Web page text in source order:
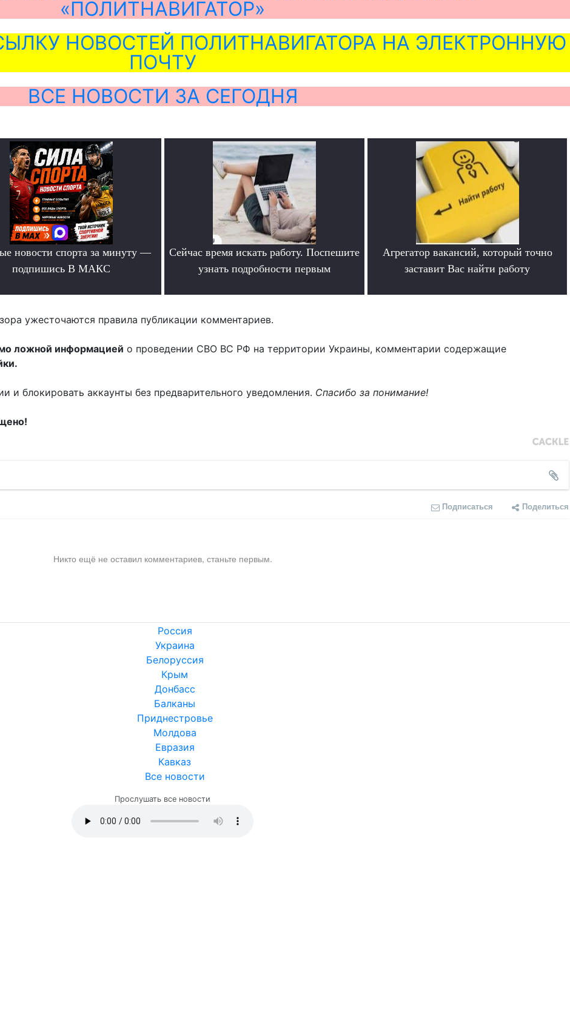
«ПОЛИТНАВИГАТОР»
НОВОСТЕЙ ПОЛИТНАВИГАТОРА НА ЭЛЕКТРОННУЮ
ПОЧТУ
ВСЕ НОВОСТИ ЗА СЕГОДНЯ
новости спорта за минуту —
подпишись В МАКС
Сейчас время искать работу. Поспешите
узнать подробности первым
Агрегатор вакансий, который точно
заставит Вас найти работу
ужесточаются правила публикации комментариев.
ложной информацией о проведении СВО ВС РФ на территории Украины, комментарии содержащие
и блокировать аккаунты без предварительного уведомления. Спасибо за понимание!
Подписаться Поделиться
Никто ещё не оставил комментариев, станьте первым.
Россия
Украина
Белоруссия
Крым
Донбасс
Балканы
Приднестровье
Молдова
Евразия
Кавказ
Все новости
Прослушать все новости